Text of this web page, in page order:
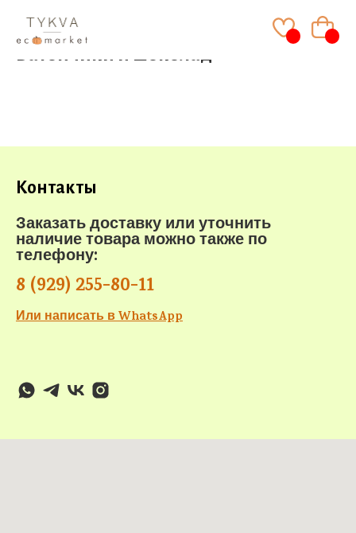
Главная / Батончики и шоколад
Контакты
Заказать доставку или уточнить
наличие товара можно также по
телефону:
8 (929) 255-80-11
Или написать в WhatsApp